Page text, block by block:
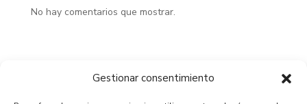
Gestionar consentimiento
No hay comentarios que mostrar.